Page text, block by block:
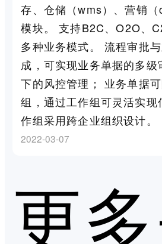
存、仓储（wms）、营销
模块。 支持B2C、O2O、
多种业务模式。 流程审批
成，可实现业务单据的多
下的风控管理； 业务单据
组，通过工作组可灵活实现
作组采用跨企业组织设计。
2022-03-07
更